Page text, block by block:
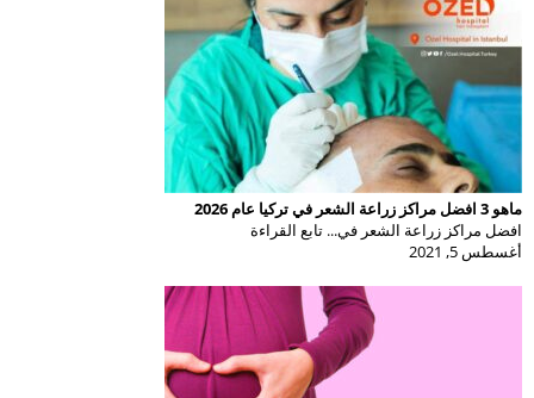
ماهو 3 افضل مراكز زراعة الشعر في تركيا عام 2026
افضل مراكز زراعة الشعر في... تابع القراءة
أغسطس 5, 2021